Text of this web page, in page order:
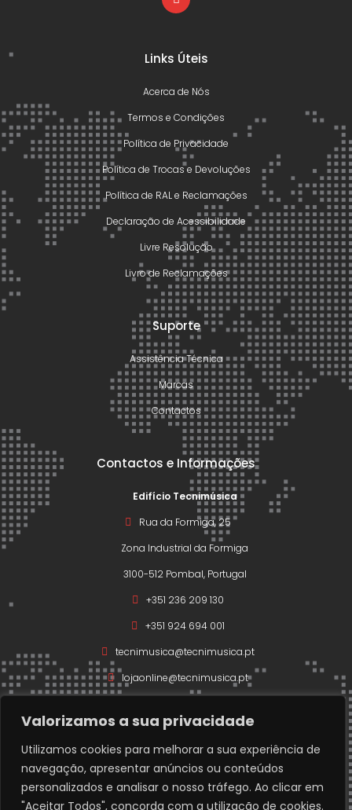
Valorizamos a sua privacidade
Utilizamos cookies para melhorar a sua experiência de
navegação, apresentar anúncios ou conteúdos
personalizados e analisar o nosso tráfego. Ao clicar em
"Aceitar Todos", concorda com a utilização de cookies.
Links Úteis
Acerca de Nós
Termos e Condições
Política de Privacidade
Política de Trocas e Devoluções
Política de RAL e Reclamações
Declaração de Acessibilidade
Livre Resolução
Livro de Reclamações
Suporte
Assistência Técnica
Marcas
Contactos
Contactos e Informações
Edifício Tecnimúsica
Rua da Formiga, 25
Zona Industrial da Formiga
3100-512 Pombal, Portugal
+351 236 209 130
+351 924 694 001
tecnimusica@tecnimusica.pt
lojaonline@tecnimusica.pt
Copyright © 2026 – Todos os direitos reservados a
Técnimusica.